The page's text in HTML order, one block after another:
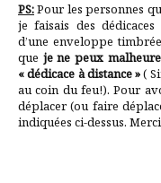
PS:Pour les personnes
je faisais des
d’une enveloppe
que je ne peux
« dédicace à distance »(
au coin du feu!). Pour
déplacer (ou faire
indiquées ci-dessus.